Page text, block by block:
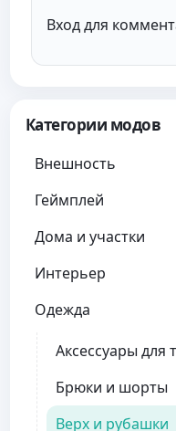
Категории модов
Внешность
Геймплей
Дома и участки
Интерьер
Одежда
Аксессуары для
Брюки и шорты
Верх и рубашки
Вход для